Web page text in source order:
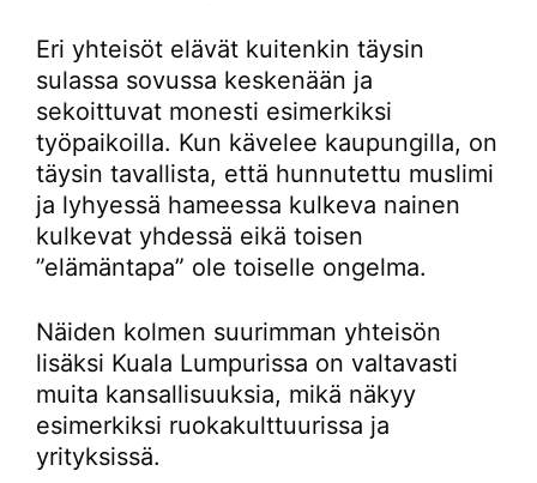
Eri yhteisöt elävät kuitenkin täysin
sulassa sovussa keskenään ja
sekoittuvat monesti esimerkiksi
työpaikoilla. Kun kävelee kaupungilla, on
täysin tavallista, että hunnutettu muslimi
ja lyhyessä hameessa kulkeva nainen
kulkevat yhdessä eikä toisen
”elämäntapa” ole toiselle ongelma.
Näiden kolmen suurimman yhteisön
lisäksi Kuala Lumpurissa on valtavasti
muita kansallisuuksia, mikä näkyy
esimerkiksi ruokakulttuurissa ja
yrityksissä.